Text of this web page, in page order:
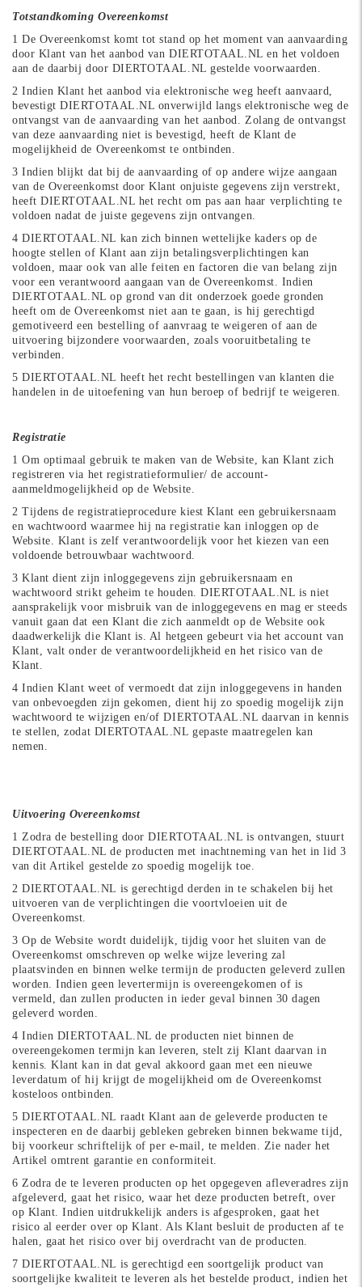
Totstandkoming Overeenkomst
1 De Overeenkomst komt tot stand op het moment van aanvaarding
door Klant van het aanbod van DIERTOTAAL.NL en het voldoen
aan de daarbij door DIERTOTAAL.NL gestelde voorwaarden.
2 Indien Klant het aanbod via elektronische weg heeft aanvaard,
bevestigt DIERTOTAAL.NL onverwijld langs elektronische weg de
ontvangst van de aanvaarding van het aanbod. Zolang de ontvangst
van deze aanvaarding niet is bevestigd, heeft de Klant de
mogelijkheid de Overeenkomst te ontbinden.
3 Indien blijkt dat bij de aanvaarding of op andere wijze aangaan
van de Overeenkomst door Klant onjuiste gegevens zijn verstrekt,
heeft DIERTOTAAL.NL het recht om pas aan haar verplichting te
voldoen nadat de juiste gegevens zijn ontvangen.
4 DIERTOTAAL.NL kan zich binnen wettelijke kaders op de
hoogte stellen of Klant aan zijn betalingsverplichtingen kan
voldoen, maar ook van alle feiten en factoren die van belang zijn
voor een verantwoord aangaan van de Overeenkomst. Indien
DIERTOTAAL.NL op grond van dit onderzoek goede gronden
heeft om de Overeenkomst niet aan te gaan, is hij gerechtigd
gemotiveerd een bestelling of aanvraag te weigeren of aan de
uitvoering bijzondere voorwaarden, zoals vooruitbetaling te
verbinden.
5 DIERTOTAAL.NL heeft het recht bestellingen van klanten die
handelen in de uitoefening van hun beroep of bedrijf te weigeren.
Registratie
1 Om optimaal gebruik te maken van de Website, kan Klant zich
registreren via het registratieformulier/ de account-
aanmeldmogelijkheid op de Website.
2 Tijdens de registratieprocedure kiest Klant een gebruikersnaam
en wachtwoord waarmee hij na registratie kan inloggen op de
Website. Klant is zelf verantwoordelijk voor het kiezen van een
voldoende betrouwbaar wachtwoord.
3 Klant dient zijn inloggegevens zijn gebruikersnaam en
wachtwoord strikt geheim te houden. DIERTOTAAL.NL is niet
aansprakelijk voor misbruik van de inloggegevens en mag er steeds
vanuit gaan dat een Klant die zich aanmeldt op de Website ook
daadwerkelijk die Klant is. Al hetgeen gebeurt via het account van
Klant, valt onder de verantwoordelijkheid en het risico van de
Klant.
4 Indien Klant weet of vermoedt dat zijn inloggegevens in handen
van onbevoegden zijn gekomen, dient hij zo spoedig mogelijk zijn
wachtwoord te wijzigen en/of DIERTOTAAL.NL daarvan in kennis
te stellen, zodat DIERTOTAAL.NL gepaste maatregelen kan
nemen.
Uitvoering Overeenkomst
1 Zodra de bestelling door DIERTOTAAL.NL is ontvangen, stuurt
DIERTOTAAL.NL de producten met inachtneming van het in lid 3
van dit Artikel gestelde zo spoedig mogelijk toe.
2 DIERTOTAAL.NL is gerechtigd derden in te schakelen bij het
uitvoeren van de verplichtingen die voortvloeien uit de
Overeenkomst.
3 Op de Website wordt duidelijk, tijdig voor het sluiten van de
Overeenkomst omschreven op welke wijze levering zal
plaatsvinden en binnen welke termijn de producten geleverd zullen
worden. Indien geen levertermijn is overeengekomen of is
vermeld, dan zullen producten in ieder geval binnen 30 dagen
geleverd worden.
4 Indien DIERTOTAAL.NL de producten niet binnen de
overeengekomen termijn kan leveren, stelt zij Klant daarvan in
kennis. Klant kan in dat geval akkoord gaan met een nieuwe
leverdatum of hij krijgt de mogelijkheid om de Overeenkomst
kosteloos ontbinden.
5 DIERTOTAAL.NL raadt Klant aan de geleverde producten te
inspecteren en de daarbij gebleken gebreken binnen bekwame tijd,
bij voorkeur schriftelijk of per e-mail, te melden. Zie nader het
Artikel omtrent garantie en conformiteit.
6 Zodra de te leveren producten op het opgegeven afleveradres zijn
afgeleverd, gaat het risico, waar het deze producten betreft, over
op Klant. Indien uitdrukkelijk anders is afgesproken, gaat het
risico al eerder over op Klant. Als Klant besluit de producten af te
halen, gaat het risico over bij overdracht van de producten.
7 DIERTOTAAL.NL is gerechtigd een soortgelijk product van
soortgelijke kwaliteit te leveren als het bestelde product, indien het